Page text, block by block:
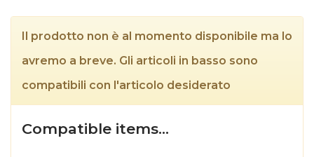
Il prodotto non è al momento disponibile ma lo
avremo a breve. Gli articoli in basso sono
compatibili con l'articolo desiderato
Compatible items…